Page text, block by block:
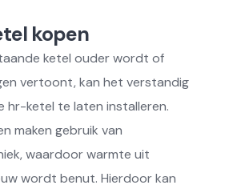
kopen
ketel ouder wordt of
vertoont, kan het verstandig
hr-ketel te laten installeren.
maken gebruik van
waardoor warmte uit
wordt benut. Hierdoor kan